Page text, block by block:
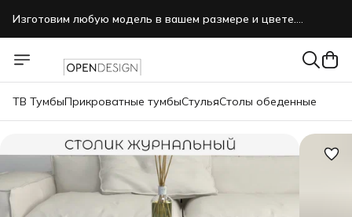
Изготовим любую модель в вашем размере и цвете.
ТВ ТумбыПрикроватные тумбыСтульяСтолы обеденные